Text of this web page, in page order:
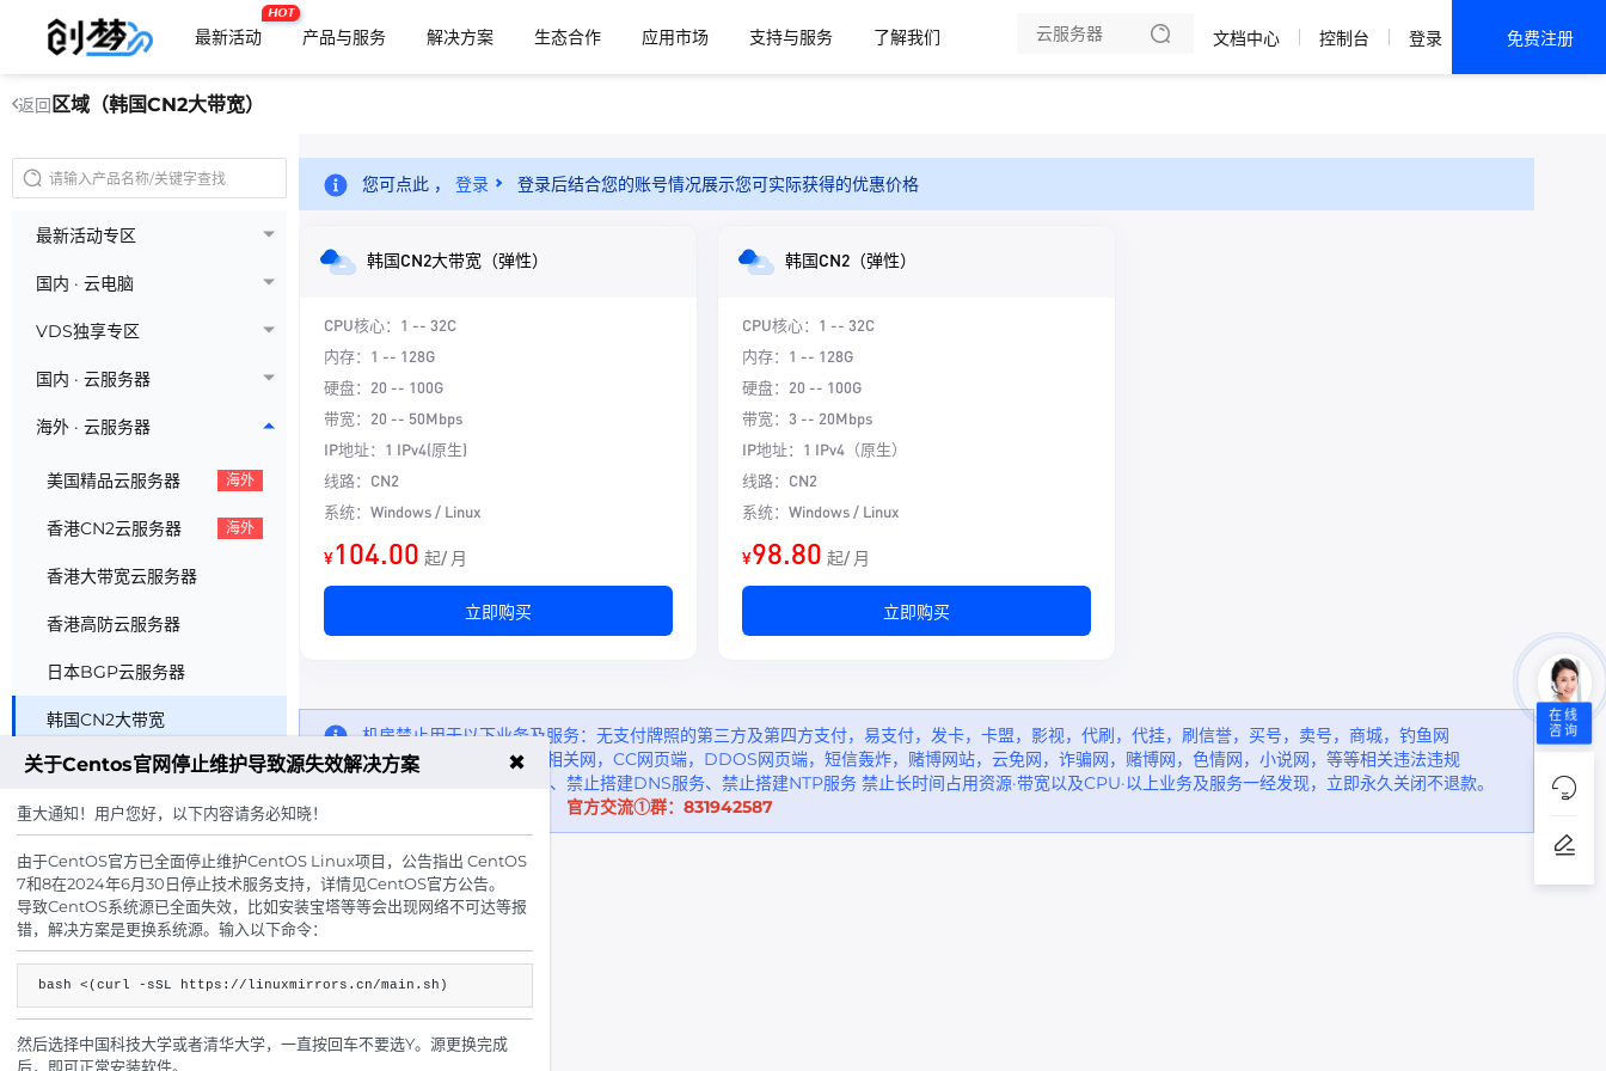
最新活动
HOT
产品与服务 解决方案 生态合作 应用市场 支持与服务
了解我们
文档中心 控制台 登录 免费注册
返回 区域（韩国CN2大带宽）
最新活动专区
国内 · 云电脑
VDS独享专区
国内 · 云服务器
海外 · 云服务器
美国精品云服务器 海外
香港CN2云服务器 海外
香港大带宽云服务器
香港高防云服务器
日本BGP云服务器
韩国CN2大带宽
台湾云服务器
海外双ISP多地区
陕西 · 物理服务器
湖北 · 物理服务器
四川 · 物理服务器
浙江 · 宁波服务器
江苏 · 物理服务器
您可点此 ， 登录 登录后结合您的账号情况展示您可实际获得的优惠价格
韩国CN2大带宽（弹性）
CPU核心：1 -- 32C
内存：1 -- 128G
硬盘：20 -- 100G
带宽：20 -- 50Mbps
IP地址：1 IPv4(原生)
线路：CN2
系统：Windows / Linux
¥104.00 起/ 月
立即购买
韩国CN2（弹性）
CPU核心：1 -- 32C
内存：1 -- 128G
硬盘：20 -- 100G
带宽：3 -- 20Mbps
IP地址：1 IPv4（原生）
线路：CN2
系统：Windows / Linux
¥98.80 起/ 月
立即购买
机房禁止用于以下业务及服务：无支付牌照的第三方及第四方支付，易支付，发卡，卡盟，影视，代刷，代挂，刷信誉，买号，卖号，商城，钓鱼网
站，虚拟充值，外挂辅助相关网，CC网页端，DDOS网页端，短信轰炸，赌博网站，云免网，诈骗网，赌博网，色情网，小说网，等等相关违法违规
站点。禁止搭建VPN服务、禁止搭建DNS服务、禁止搭建NTP服务 禁止长时间占用资源·带宽以及CPU·以上业务及服务一经发现，立即永久关闭不退款。
售后QQ：800800290 官方交流①群：831942587
在线
咨询
关于Centos官网停止维护导致源失效解决方案 ✖
重大通知！用户您好，以下内容请务必知晓！
由于CentOS官方已全面停止维护CentOS Linux项目，公告指出 CentOS
7和8在2024年6月30日停止技术服务支持，详情见CentOS官方公告。
导致CentOS系统源已全面失效，比如安装宝塔等等会出现网络不可达等报
错，解决方案是更换系统源。输入以下命令：
bash <(curl -sSL https://linuxmirrors.cn/main.sh)
然后选择中国科技大学或者清华大学，一直按回车不要选Y。源更换完成
后，即可正常安装软件。